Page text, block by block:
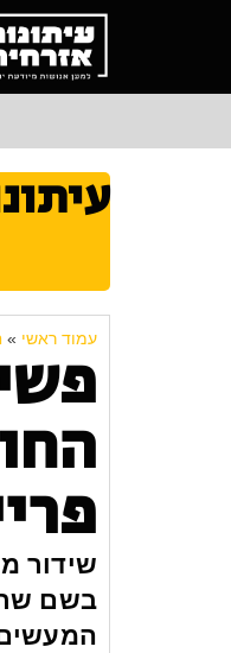
עמוד ראשי »
שידור
בשם